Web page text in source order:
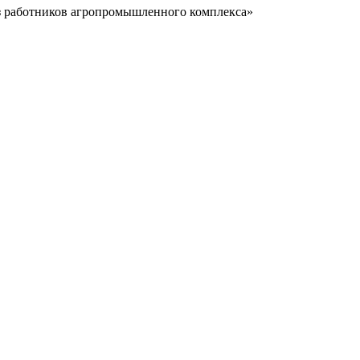
агропромышленного комплекса»